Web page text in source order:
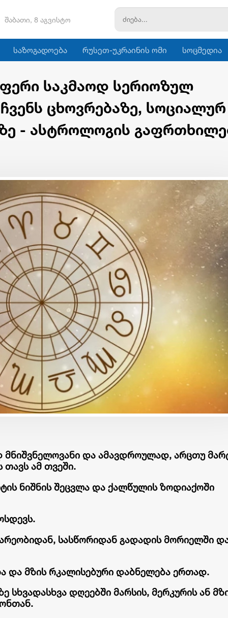
შაბათი, 8 აგვისტო
საზოგადოება რუსეთ-უკრაინის ომი სოცმედია
საკმაოდ სერიოზულ
ცხოვრებაზე,
- ასტროლოგის
და ამავდროულად, არცთუ
თავს ამ თვეში.
ნიშნის შეცვლა და ქალწულის ზოდიაქოში
სასწორიდან გადადის მორიელში
და მზის რკალისებური დაბნელება ერთად.
სხვადასხვა დღეებში მარსის, მერკურის ან
ბიზნესი & ეკონომიკა
Wine Square X Lunatic
ერთმანეთის
მხარდასაჭერად | მცირე
ბიზნესის ჯაჭვი
გრძელდება
ბიზნესი & ეკონომიკა
საქართველოს ბანკის
მობილბანკის მორიგი
მომხმარებლებისთვის